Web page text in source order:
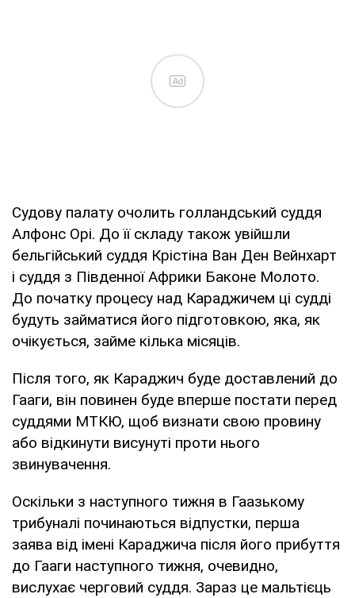
Ad
Судову палату очолить голландський суддя
Алфонс Орі. До її складу також увійшли
бельгійський суддя Крістіна Ван Ден Вейнхарт
і суддя з Південної Африки Баконе Молото.
До початку процесу над Караджичем ці судді
будуть займатися його підготовкою, яка, як
очікується, займе кілька місяців.
Після того, як Караджич буде доставлений до
Гааги, він повинен буде вперше постати перед
суддями МТКЮ, щоб визнати свою провину
або відкинути висунуті проти нього
звинувачення.
Оскільки з наступного тижня в Гаазькому
трибуналі починаються відпустки, перша
заява від імені Караджича після його прибуття
до Гааги наступного тижня, очевидно,
вислухає черговий суддя. Зараз це мальтієць